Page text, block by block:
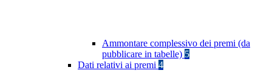
Ammontare complessivo dei premi (da
pubblicare in tabelle) 5
Dati relativi ai premi 4